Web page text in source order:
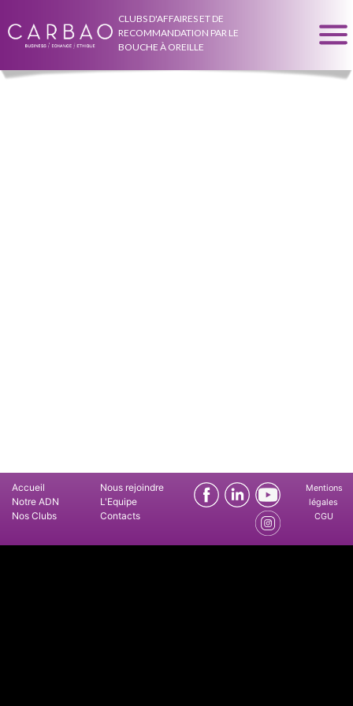
CLUBS D'AFFAIRES ET DE
RECOMMANDATION PAR LE
BOUCHE À OREILLE
Accueil
Notre ADN
Nos Clubs
Nous rejoindre
L'Equipe
Contacts
Mentions
légales
CGU